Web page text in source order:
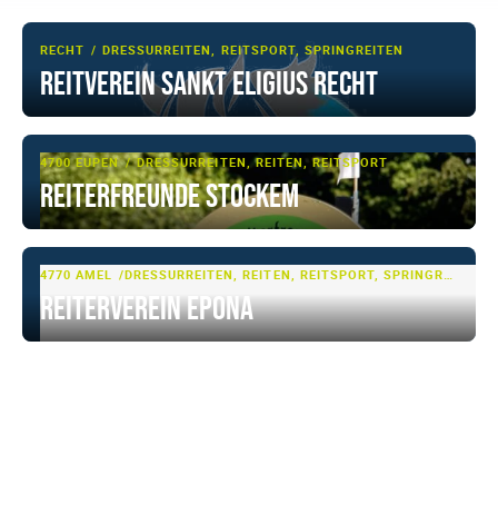
RECHT DRESSURREITEN, REITSPORT, SPRINGREITEN
Reitverein Sankt Eligius Recht
4700 EUPEN DRESSURREITEN, REITEN, REITSPORT
Reiterfreunde Stockem
4770 AMEL
Reiterverein Epona